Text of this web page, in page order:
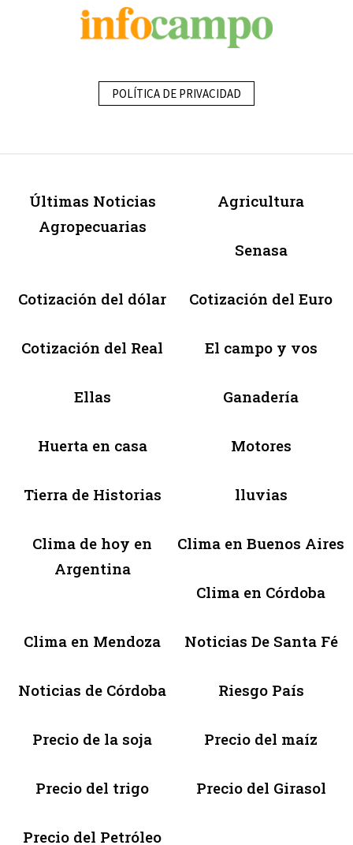
POLÍTICA DE PRIVACIDAD
Últimas Noticias
Agropecuarias
Agricultura
Senasa
Cotización del dólar Cotización del Euro
Cotización del Real El campo y vos
Ellas Ganadería
Huerta en casa Motores
Tierra de Historias lluvias
Clima de hoy en
Argentina
Clima en Buenos Aires
Clima en Córdoba
Clima en Mendoza Noticias De Santa Fé
Noticias de Córdoba Riesgo País
Precio de la soja Precio del maíz
Precio del trigo Precio del Girasol
Precio del Petróleo